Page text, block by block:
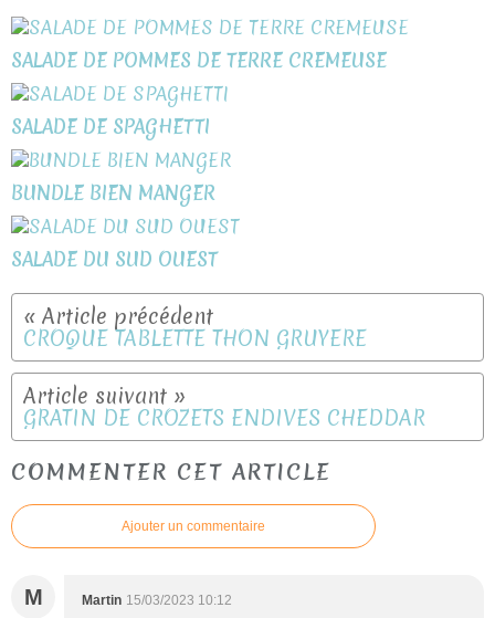
SALADE DE POMMES DE TERRE CREMEUSE
SALADE DE SPAGHETTI
BUNDLE BIEN MANGER
SALADE DU SUD OUEST
CROQUE TABLETTE THON GRUYERE
GRATIN DE CROZETS ENDIVES CHEDDAR
COMMENTER CET ARTICLE
Ajouter un commentaire
M Martin 15/03/2023 10:12